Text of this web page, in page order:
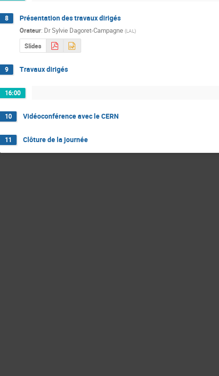
8 Présentation des travaux dirigés
Orateur: DrSylvie Dagoret-Campagne (LAL )
Slides
9 Travaux dirigés
16:00
10 Vidéoconférence avec le CERN
11 Clôture de la journée